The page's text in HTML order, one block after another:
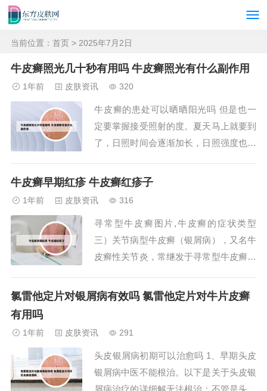
当前位置： 首页 > 2025年7月2日
牛皮癣照光几十秒有用吗 牛皮癣照光有什么副作用
1年前 皮肤资讯 320
牛皮癣的患处可以晒晒阳光吗 但是也一
定要掌握接受照射的度。夏天马上就要到
了，日照时间会逐渐加长，日照强度也会
利于牛皮癣的治疗。虽然一般晒太阳有利
患者来说，即皮损冬季减轻、夏季加重的
牛皮癣患者，...
牛皮癣早期红疹 牛皮癣红疹子
1年前 皮肤资讯 316
寻常型牛皮癣图片,牛皮癣的症状类型
三）关节病型牛皮癣（银屑病），又名牛
皮癣性关节炎，常继发于寻常型牛皮癣或
症状或与脓疱性牛皮癣及红皮病性牛皮癣
——症状类型 从上面的图片可以看出，
牛皮癣初期主要...
氯雷他定片对银屑病有效吗 氯雷他定片对牛片皮癣
有用吗
1年前 皮肤资讯 291
头皮银屑病初期可以治愈吗 1、早期头皮
银屑病中医不能根治。以下是关于头皮银
屑病治疗的详细解无法根治：不管是头皮